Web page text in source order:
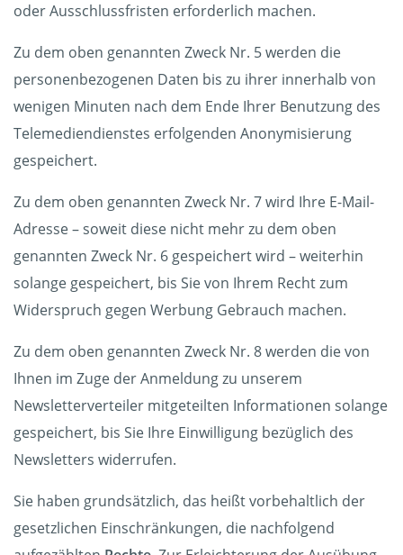
oder Ausschlussfristen erforderlich machen.
Zu dem oben genannten Zweck Nr. 5 werden die
personenbezogenen Daten bis zu ihrer innerhalb von
wenigen Minuten nach dem Ende Ihrer Benutzung des
Telemediendienstes erfolgenden Anonymisierung
gespeichert.
Zu dem oben genannten Zweck Nr. 7 wird Ihre E-Mail-
Adresse – soweit diese nicht mehr zu dem oben
genannten Zweck Nr. 6 gespeichert wird – weiterhin
solange gespeichert, bis Sie von Ihrem Recht zum
Widerspruch gegen Werbung Gebrauch machen.
Zu dem oben genannten Zweck Nr. 8 werden die von
Ihnen im Zuge der Anmeldung zu unserem
Newsletterverteiler mitgeteilten Informationen solange
gespeichert, bis Sie Ihre Einwilligung bezüglich des
Newsletters widerrufen.
Sie haben grundsätzlich, das heißt vorbehaltlich der
gesetzlichen Einschränkungen, die nachfolgend